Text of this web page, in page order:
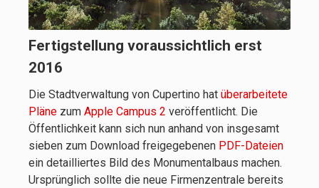
Fertigstellung voraussichtlich erst
2016
Die Stadtverwaltung von Cupertino hat überarbeitete
Pläne zum Apple Campus 2 veröffentlicht. Die
Öffentlichkeit kann sich nun anhand von insgesamt
sieben zum Download freigegebenen PDF-Dateien
ein detailliertes Bild des Monumentalbaus machen.
Ursprünglich sollte die neue Firmenzentrale bereits